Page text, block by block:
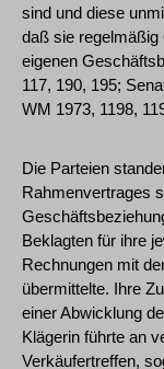
sind und diese
daß sie regelmäßig
eigenen
117, 190, 195;
WM 1973, 1198,
Die Parteien
Rahmenvertrages
Beklagten für ihre
Rechnungen mit
übermittelte. Ihre
einer Abwicklung
Klägerin führte an
Verkäufertreffen,